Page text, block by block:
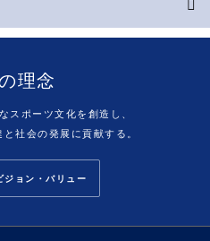
理念
スポーツ文化を創造し、
社会の発展に貢献する。
ョン・バリュー